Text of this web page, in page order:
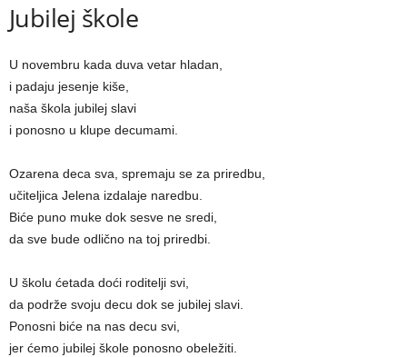
Jubilej škole
U novembru kada duva vetar hladan,
i padaju jesenje kiše,
naša škola jubilej slavi
i ponosno u klupe decumami.
Ozarena deca sva, spremaju se za priredbu,
učitelјica Jelena izdalaje naredbu.
Biće puno muke dok sesve ne sredi,
da sve bude odlično na toj priredbi.
U školu ćetada doći roditelјi svi,
da podrže svoju decu dok se jubilej slavi.
Ponosni biće na nas decu svi,
jer ćemo jubilej škole ponosno obeležiti.